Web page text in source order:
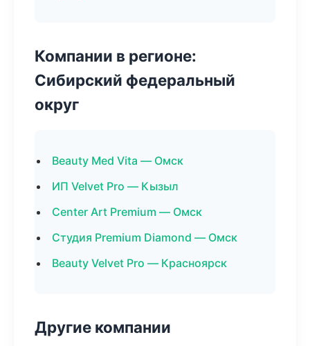
Компании в регионе:
Сибирский федеральный
округ
Beauty Med Vita — Омск
ИП Velvet Pro — Кызыл
Center Art Premium — Омск
Студия Premium Diamond — Омск
Beauty Velvet Pro — Красноярск
Другие компании